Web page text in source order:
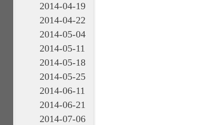
2014-04-19
2014-04-22
2014-05-04
2014-05-11
2014-05-18
2014-05-25
2014-06-11
2014-06-21
2014-07-06